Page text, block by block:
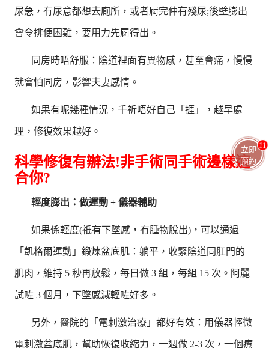
尿急，冇尿意都想去廁所，或者屙完仲有殘尿;後壁膨出
會令排便困難，要用力先屙得出。
同房時唔舒服：陰道裡面有異物感，甚至會痛，慢慢
就會怕同房，影響夫妻感情。
如果有呢幾種情況，千祈唔好自己「捱」，越早處
理，修復效果越好。
科學修復有辦法!非手術同手術邊樣適
合你?
輕度膨出：做運動 + 儀器輔助
如果係輕度(祇有下墜感，冇腫物脫出)，可以通過
「凱格爾運動」鍛煉盆底肌：躺平，收緊陰道同肛門的
肌肉，維持 5 秒再放鬆，每日做 3 組，每組 15 次。阿麗
試咗 3 個月，下墜感減輕咗好多。
另外，醫院的「電刺激治療」都好有效：用儀器輕微
電刺激盆底肌，幫助恢復收縮力，一週做 2-3 次，一個療
立即
預約
11